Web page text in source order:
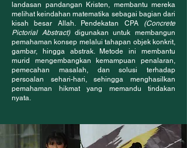
landasan pandangan Kristen, membantu mereka
melihat keindahan matematika sebagai bagian dari
kisah besar Allah. Pendekatan CPA (Concrete
Pictorial Abstract)digunakan untuk membangun
pemahaman konsep melalui tahapan objek konkrit,
gambar, hingga abstrak. Metode ini membantu
murid mengembangkan kemampuan penalaran,
pemecahan masalah, dan solusi terhadap
persoalan sehari-hari, sehingga menghasilkan
pemahaman hikmat yang memandu tindakan
nyata.